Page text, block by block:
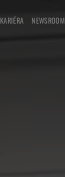
KARIÉRA NEWSROOM